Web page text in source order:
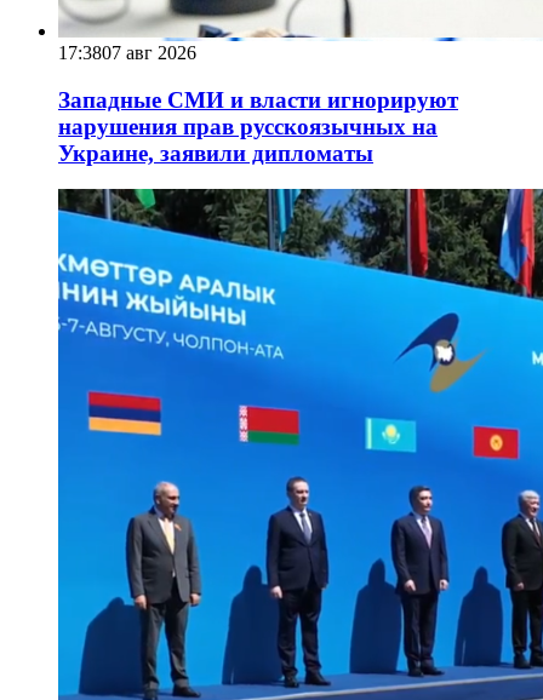
17:3807 авг 2026
Западные СМИ и власти игнорируют
нарушения прав русскоязычных на
Украине, заявили дипломаты